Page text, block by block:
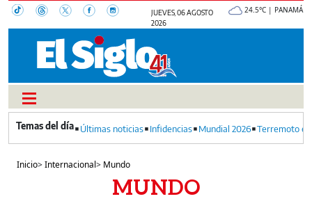
JUEVES, 06 AGOSTO
2026
24.5°C | PANAMÁ
Últimas noticias Infidencias Mundial 2026 Terremoto
Inicio>Internacional> Mundo
MUNDO